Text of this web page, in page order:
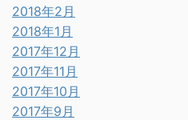
2018年2月
2018年1月
2017年12月
2017年11月
2017年10月
2017年9月